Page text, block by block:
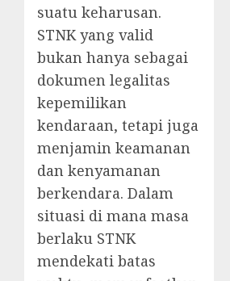
suatu keharusan.
STNK yang valid
bukan hanya sebagai
dokumen legalitas
kepemilikan
kendaraan, tetapi juga
menjamin keamanan
dan kenyamanan
berkendara. Dalam
situasi di mana masa
berlaku STNK
mendekati batas